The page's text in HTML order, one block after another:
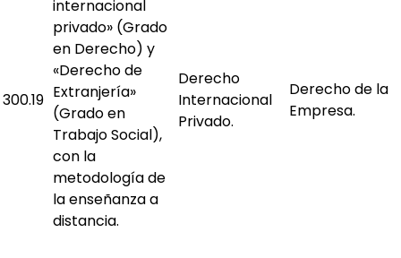
300.19
internacional
privado» (Grado
en Derecho) y
«Derecho de
Extranjería»
(Grado en
Trabajo Social),
con la
metodología de
la enseñanza a
distancia.
Derecho
Internacional
Privado.
Derecho de la
Empresa.